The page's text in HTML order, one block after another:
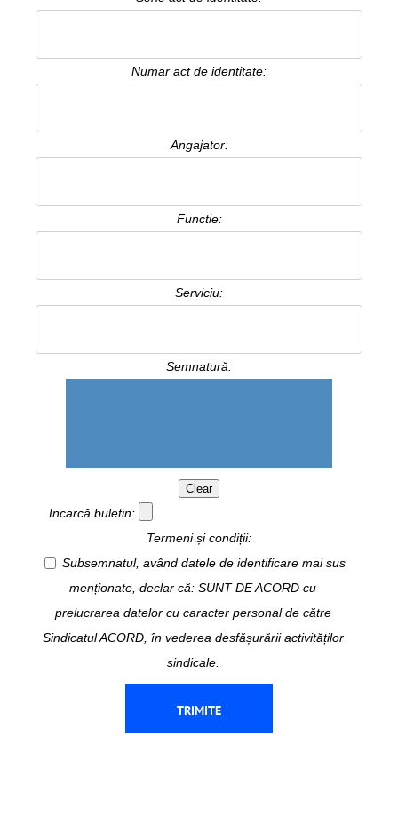
Numar act de identitate:
Angajator:
Functie:
Serviciu:
Semnatură:
Clear
Incarcă buletin:
Termeni și condiții:
Subsemnatul, având datele de identificare mai sus
menționate, declar că: SUNT DE ACORD cu
prelucrarea datelor cu caracter personal de către
Sindicatul ACORD, în vederea desfășurării activităților
sindicale.